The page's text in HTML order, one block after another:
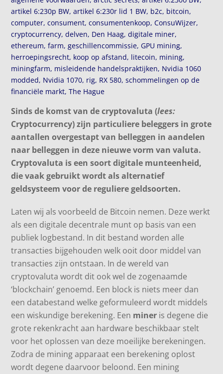
artikel 6:230p BW,artikel 6:230r lid 1 BW, b2c, bitcoin,
computer,consument,consumentenkoop,ConsuWijzer,
cryptocurrency,delven, Den Haag,digitale miner,
ethereum,farm,geschillencommissie, GPU mining,
herroepingsrecht, koop op afstand, litecoin, mining,
miningfarm, misleidende handelspraktijken, Nvidia 1060
modded, Nvidia 1070, rig, RX 580,schommelingen op de
financiële markt,The Hague
Sinds de komst van de cryptovaluta (lees:
Cryptocurrency) zijn particuliere beleggers in grote
aantallen overgestapt van belleggen in aandelen
naar belleggen in deze nieuwe vorm van valuta.
Cryptovaluta is eensoortdigitale munteenheid,
die vaak gebruikt wordt als alternatief
geldsysteem voor de reguliere geldsoorten.
Laten wij als voorbeeld de Bitcoin nemen. Deze werkt
als een digitale decentrale munt op basis van een
publiek logbestand. In dit bestand worden alle
transacties bijgehouden welk ooit door middel van
transacties zijn ontstaan. In de wereld van
cryptovaluta wordt dit ook wel de zogenaamde
‘blockchain’ genoemd. Een block is niets meer dan
een databestand welke geformuleerd wordt middels
een wiskundige berekening. Een miner is degene die
grote rekenkracht aan hardware beschikbaar stelt
voor het oplossen van deze moeilijke berekeningen.
Zodra de mining apparaat een berekening oplost
wordt degene daarvoor beloond. Een mining